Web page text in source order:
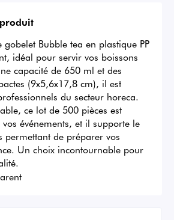
Bubble tea en plastique PP
idéal pour servir vos boissons
capacité de 650 ml et des
(9x5,6x17,8 cm), il est
du secteur horeca.
ce lot de 500 pièces est
événements, et il supporte le
permettant de préparer vos
Un choix incontournable pour